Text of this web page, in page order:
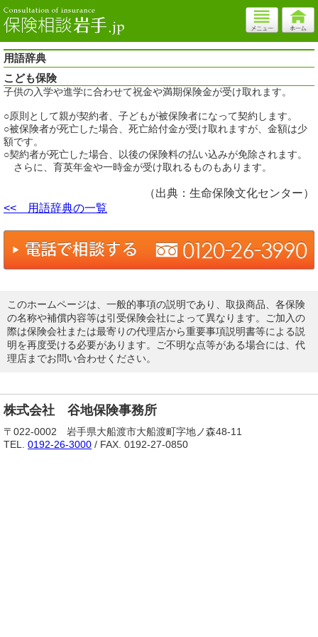
用語辞典
こども保険
子供の入学や進学に合わせて祝金や満期保険金が受け取れます。
○原則として親が契約者、子どもが被保険者になって契約します。
○被保険者が死亡した場合、死亡給付金が受け取れますが、金額は少
額です。
○契約者が死亡した場合、以後の保険料の払い込みが免除されます。
さらに、育英年金や一時金が受け取れるものもあります。
（出典：生命保険文化センター）
<< 用語辞典の一覧
このホームページは、一般的事項の説明であり、取扱商品、各保険
の名称や補償内容等は引受保険会社によって異なります。ご加入の
際は保険会社または最寄りの代理店から重要事項説明書等による説
明を再度受ける必要があります。ご不明な点等がある場合には、代
理店までお問い合わせください。
株式会社 谷地保険事務所
〒022-0002 岩手県大船渡市大船渡町字地ノ森48-11
TEL. 0192-26-3000 / FAX. 0192-27-0850